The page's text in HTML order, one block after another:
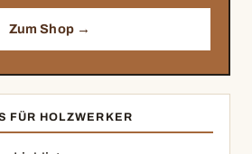
Zum Shop →
FÜR HOLZWERKER